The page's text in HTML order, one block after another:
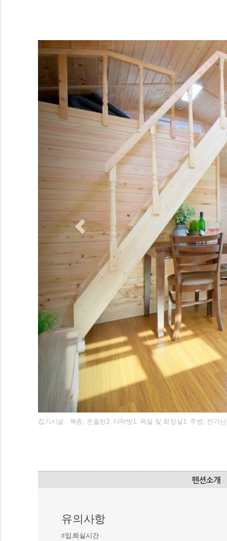
집기시설 : 복층, 온돌방3, 다락방1, 욕실 및 화장실1, 주방, 전기
유의사항
#입.퇴실시간